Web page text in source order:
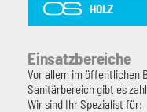
HOLZ
Einsatzbereiche
Vor allem im öffentlichen
Sanitärbereich gibt es
Wir sind Ihr Spezialist für: